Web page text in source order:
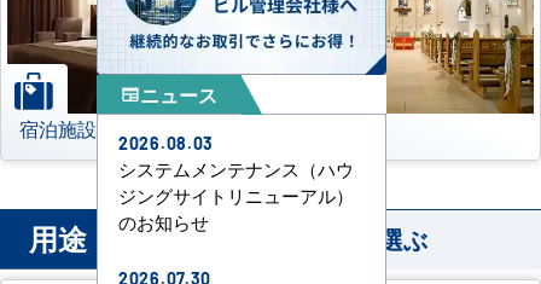
宿泊施設
用途 から業務用エアコンを選ぶ
newspaperニュース
2026.08.03
システムメンテナンス（ハウ
ジングサイトリニューアル）
のお知らせ
2026.07.30